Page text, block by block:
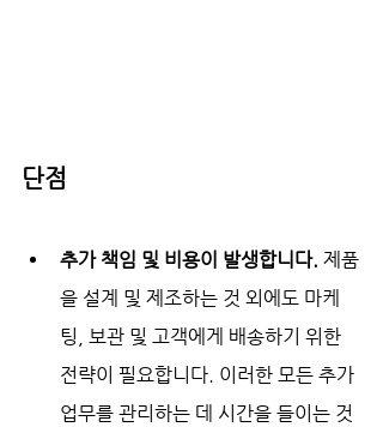
단점
추가 책임 및 비용이 발생합니다. 제품
을 설계 및 제조하는 것 외에도 마케
팅, 보관 및 고객에게 배송하기 위한
전략이 필요합니다. 이러한 모든 추가
업무를 관리하는 데 시간을 들이는 것